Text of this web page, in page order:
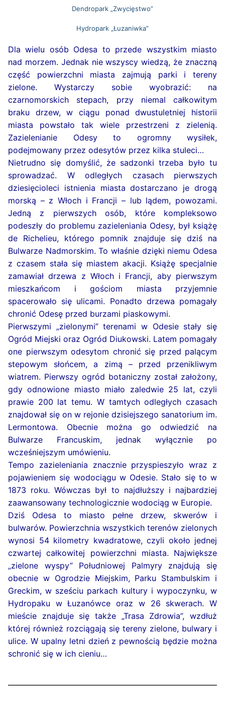
Trochę o “Języku Odeskim”
Monumentalne mosty Odesy
Słynne schody i zjazdy
Sztuka uliczna. Murale
Centra handlowo-rozrywkowe
Żytomierskim
Co koniecznie trzeba zrobić w Humaniu
Jak postępować, jeśli znajdziesz się pod
Dendropark „Zwycięstwo”
Hydropark „Łuzaniwka”
Dla wielu osób Odesa to przede wszystkim miasto
nad morzem. Jednak nie wszyscy wiedzą, że znaczną
część powierzchni miasta zajmują parki i tereny
zielone. Wystarczy sobie wyobrazić: na
czarnomorskich stepach, przy niemal całkowitym
braku drzew, w ciągu ponad dwustuletniej historii
miasta powstało tak wiele przestrzeni z zielenią.
Zazielenianie Odesy to ogromny wysiłek,
podejmowany przez odesytów przez kilka stuleci…
Nietrudno się domyślić, że sadzonki trzeba było tu
sprowadzać. W odległych czasach pierwszych
dziesięcioleci istnienia miasta dostarczano je drogą
morską – z Włoch i Francji – lub lądem, powozami.
Jedną z pierwszych osób, które kompleksowo
podeszły do problemu zazieleniania Odesy, był książę
de Richelieu, którego pomnik znajduje się dziś na
Bulwarze Nadmorskim. To właśnie dzięki niemu Odesa
z czasem stała się miastem akacji. Książę specjalnie
zamawiał drzewa z Włoch i Francji, aby pierwszym
mieszkańcom i gościom miasta przyjemnie
spacerowało się ulicami. Ponadto drzewa pomagały
chronić Odesę przed burzami piaskowymi.
Pierwszymi „zielonymi” terenami w Odesie stały się
Ogród Miejski oraz Ogród Diukowski. Latem pomagały
one pierwszym odesytom chronić się przed palącym
stepowym słońcem, a zimą – przed przenikliwym
wiatrem. Pierwszy ogród botaniczny został założony,
gdy odnowione miasto miało zaledwie 25 lat, czyli
prawie 200 lat temu. W tamtych odległych czasach
znajdował się on w rejonie dzisiejszego sanatorium im.
Lermontowa. Obecnie można go odwiedzić na
Bulwarze Francuskim, jednak wyłącznie po
wcześniejszym umówieniu.
Tempo zazieleniania znacznie przyspieszyło wraz z
pojawieniem się wodociągu w Odesie. Stało się to w
1873 roku. Wówczas był to najdłuższy i najbardziej
zaawansowany technologicznie wodociąg w Europie.
Dziś Odesa to miasto pełne drzew, skwerów i
bulwarów. Powierzchnia wszystkich terenów zielonych
wynosi 54 kilometry kwadratowe, czyli około jednej
czwartej całkowitej powierzchni miasta. Największe
„zielone wyspy” Południowej Palmyry znajdują się
obecnie w Ogrodzie Miejskim, Parku Stambulskim i
Greckim, w sześciu parkach kultury i wypoczynku, w
Hydropaku w Łuzanówce oraz w 26 skwerach. W
mieście znajduje się także „Trasa Zdrowia”, wzdłuż
której również rozciągają się tereny zielone, bulwary i
ulice. W upalny letni dzień z pewnością będzie można
schronić się w ich cieniu…